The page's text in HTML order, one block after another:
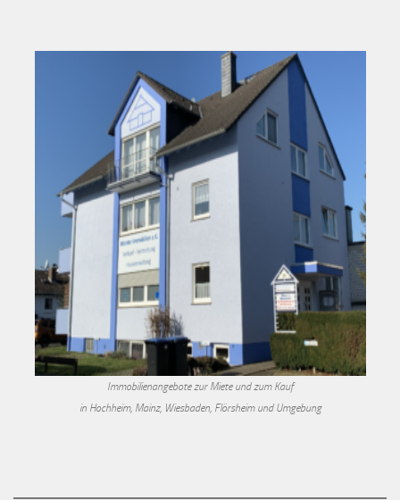
Immobilienangebote zur Miete und zum Kauf
in Hochheim, Mainz, Wiesbaden, Flörsheim und Umgebung